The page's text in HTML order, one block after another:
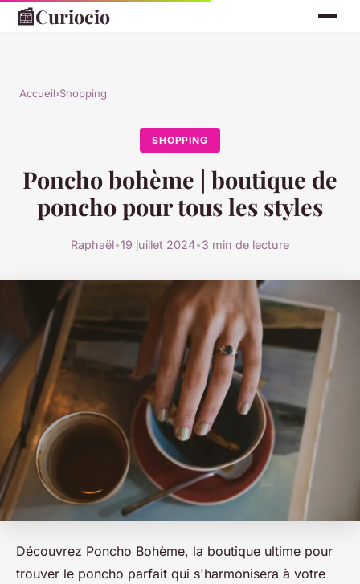
📰Curiocio
Accueil›Shopping
SHOPPING
Poncho bohème | boutique de
poncho pour tous les styles
Raphaël•19 juillet 2024•3 min de lecture
Découvrez Poncho Bohème, la boutique ultime pour
trouver le poncho parfait qui s'harmonisera à votre